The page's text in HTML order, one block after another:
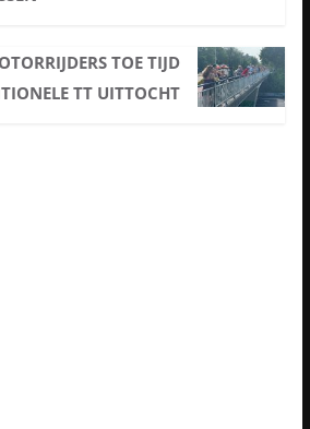
TOE TIJD
TT UITTOCHT